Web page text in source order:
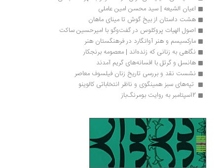
اعیان الشیعه | سید محسن امین عاملی
هشت داستان از بیخ گوش تا مینای ماهان
اصول الهیات پروکلوس در گفت‌وگو با امیرحسین ساکت
مارکسیسم و هنر آوانگارد در فرهنگستان هنر
نگاهی به زنانی که زنده‌اند | معصومه برنجکار
هانسل و گرتل با افسانه‌های گریم آمدند
نشست نقد و بررسی تاریخ زنان فیلسوف معاصر
تپه‌های سبز همینگوی و ناظر انتخاباتی کالوینو
12سپتامبر به روایت بومرنگ‌باز